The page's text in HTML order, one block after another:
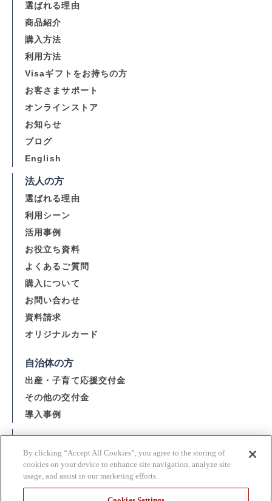
選ばれる理由
商品紹介
購入方法
利用方法
Visaギフトをお持ちの方
お客さまサポート
オンラインストア
お知らせ
ブログ
English
法人の方
選ばれる理由
利用シーン
活用事例
お役立ち資料
よくあるご質問
購入について
お問い合わせ
資料請求
オリジナルカード
自治体の方
出産・子育て応援交付金
その他の交付金
導入事例
資金決済法に基づく表示
購入・利用規約 / 個人情報の取扱い
By clicking “Accept All Cookies”, you agree to the storing of
cookies on your device to enhance site navigation, analyze site
usage, and assist in our marketing efforts.